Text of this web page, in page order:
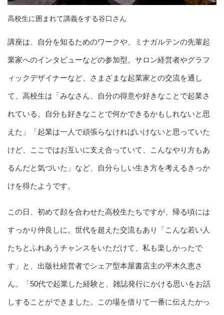
高校生に囲まれて講義をする谷口さん
講座は、自分を知るためのワークや、ミナガルテンの先輩起
業家へのインタビューなどの参加型。サロン経営者やグラフ
ィックデザイナーなど、さまざまな起業家との交流を通し
て、高校生は「みなさん、自分の得意や好きなことで起業さ
れている。自分も好きなことで何かできるかもしれないと思
えた」「起業は一人で頑張らなければいけないと思っていた
けど、ここではお互いに支え合っていて、こんなやり方もあ
るんだと気づいた」など、自分らしい生き方を考えるきっか
けを得たようです。
この日、初めて顔を合わせた高校生たちですが、帰る頃には
すっかり仲良しに。世代を超えた交流もあり「こんな若い人
たちとふれあうチャンスをいただけて、私も楽しかったで
す」と、出版社経営者でシェア型本屋書店主の平木久恵さ
ん。「50代で起業した経験と、雑誌発行にかける思いをお話
しすることができました。この場を借りて一番に伝えたかっ